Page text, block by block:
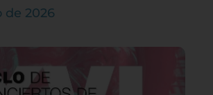
de 2026